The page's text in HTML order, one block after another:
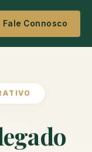
Fale Connosco